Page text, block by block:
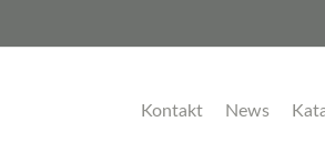
Kontakt News